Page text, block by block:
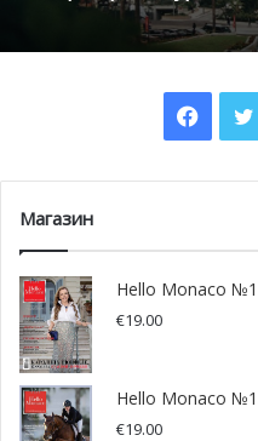
Фото: facebook.com/
Магазин
Hello Monaco
€19.00
Hello Monaco
€19.00